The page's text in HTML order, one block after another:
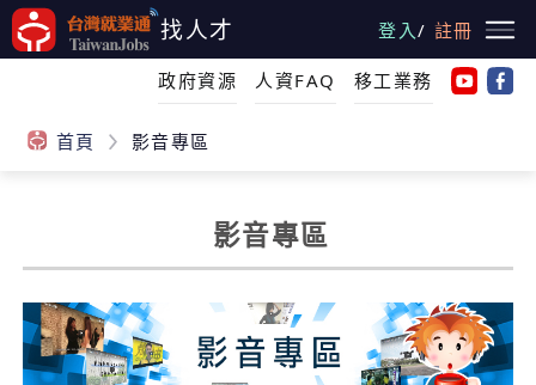
跳
到
主
找人才 登入/ 註冊
政府資源 人資FAQ 移工業務
首頁 影音專區
影音專區